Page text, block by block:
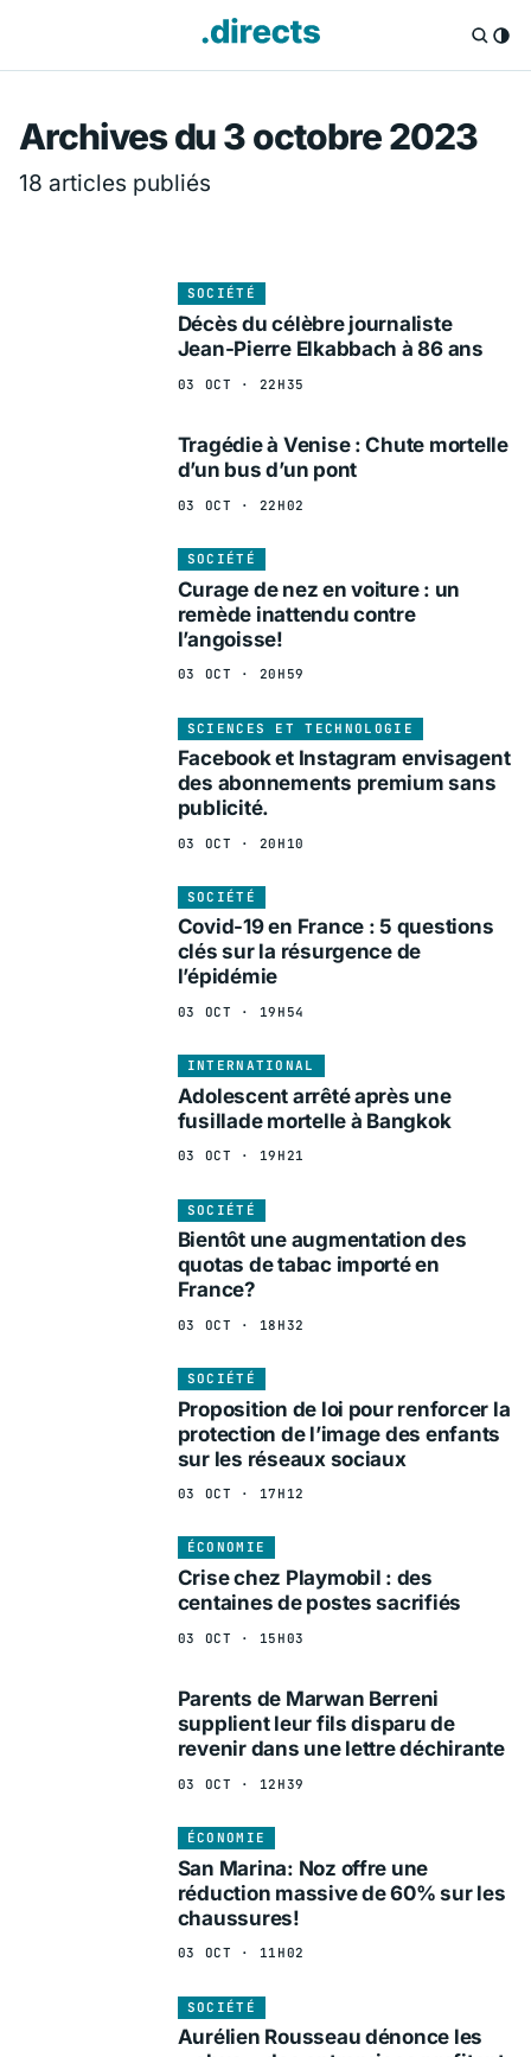
Directs.fr —
Archives du 3 octobre 2023
18 articles publiés
SOCIÉTÉ
Décès du célèbre journaliste
Jean-Pierre Elkabbach à 86 ans
03 OCT · 22H35
Tragédie à Venise : Chute mortelle
d’un bus d’un pont
03 OCT · 22H02
SOCIÉTÉ
Curage de nez en voiture : un
remède inattendu contre
l’angoisse!
03 OCT · 20H59
SCIENCES ET TECHNOLOGIE
Facebook et Instagram envisagent
des abonnements premium sans
publicité.
03 OCT · 20H10
SOCIÉTÉ
Covid-19 en France : 5 questions
clés sur la résurgence de
l’épidémie
03 OCT · 19H54
INTERNATIONAL
Adolescent arrêté après une
fusillade mortelle à Bangkok
03 OCT · 19H21
SOCIÉTÉ
Bientôt une augmentation des
quotas de tabac importé en
France?
03 OCT · 18H32
SOCIÉTÉ
Proposition de loi pour renforcer la
protection de l’image des enfants
sur les réseaux sociaux
03 OCT · 17H12
ÉCONOMIE
Crise chez Playmobil : des
centaines de postes sacrifiés
03 OCT · 15H03
Parents de Marwan Berreni
supplient leur fils disparu de
revenir dans une lettre déchirante
03 OCT · 12H39
ÉCONOMIE
San Marina: Noz offre une
réduction massive de 60% sur les
chaussures!
03 OCT · 11H02
SOCIÉTÉ
Aurélien Rousseau dénonce les